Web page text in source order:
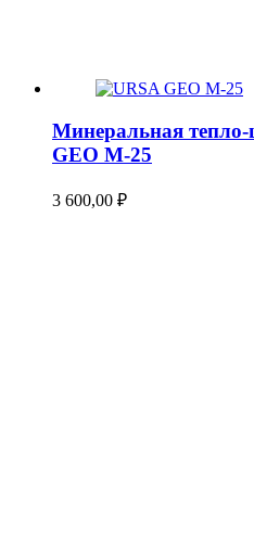
Минеральная
GEO М-25
3 600,00 ₽